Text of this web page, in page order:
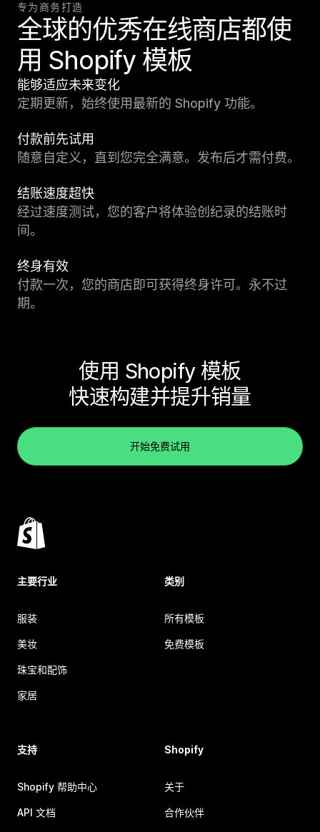
专为商务打造
全球的优秀在线商店都使
用 Shopify 模板
能够适应未来变化
定期更新，始终使用最新的 Shopify 功能。
付款前先试用
随意自定义，直到您完全满意。发布后才需付费。
结账速度超快
经过速度测试，您的客户将体验创纪录的结账时
间。
终身有效
付款一次，您的商店即可获得终身许可。永不过
期。
使用 Shopify 模板
快速构建并提升销量
开始免费试用
主要行业
服装
美妆
珠宝和配饰
家居
类别
所有模板
免费模板
支持
Shopify 帮助中心
API 文档
Shopify
关于
合作伙伴